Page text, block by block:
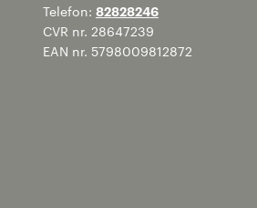
Telefon: 82828246
CVR nr. 28647239
EAN nr. 5798009812872